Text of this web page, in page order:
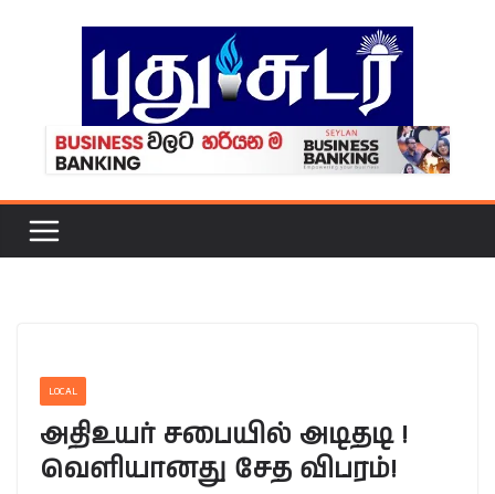
LOCAL
அதிஉயர் சபையில் அடிதடி !
வெளியானது சேத விபரம்!